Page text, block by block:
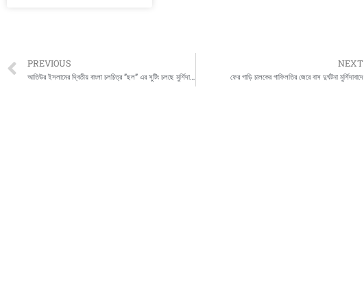
Prev
PREVIOUS
আতিউর ইসলামের দ্বিতীয় বাংলা চলচিত্র ”ছল” এর সুটিং চলছে মুর্শিদাবাদে
NEXT
ফের গাড়ি চালকের গাফিলতির জেরে বাস দুর্ঘটনা মুর্শিদাবাদে